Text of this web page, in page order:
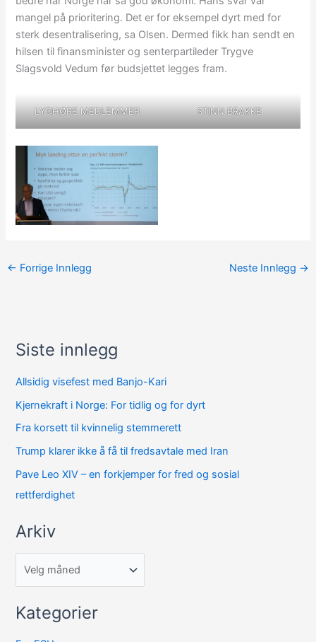
mangel på prioritering. Det er for eksempel dyrt med for
sterk desentralisering, sa Olsen. Dermed fikk han sendt en
hilsen til finansminister og senterpartileder Trygve
Slagsvold Vedum før budsjettet legges fram.
LYDHØRE MEDLEMMER STINN BRAKKE
← Forrige Innlegg Neste Innlegg →
Siste innlegg
Allsidig visefest med Banjo-Kari
Kjernekraft i Norge: For tidlig og for dyrt
Fra korsett til kvinnelig stemmerett
Trump klarer ikke å få til fredsavtale med Iran
Pave Leo XIV – en forkjemper for fred og sosial
rettferdighet
Arkiv
A
i
v
Kategorier